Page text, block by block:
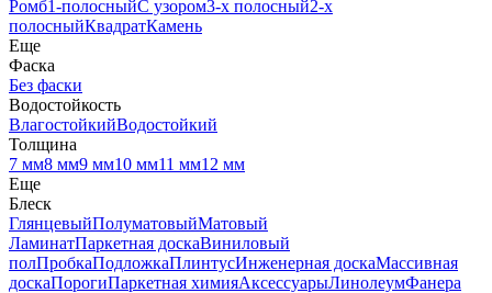
Ромб1-полосныйС узором3-х полосный2-х
полосныйКвадратКамень
Еще
Фаска
Без фаски
Водостойкость
ВлагостойкийВодостойкий
Толщина
7 мм8 мм9 мм10 мм11 мм12 мм
Еще
Блеск
ГлянцевыйПолуматовыйМатовый
ЛаминатПаркетная доскаВиниловый
полПробкаПодложкаПлинтусИнженерная доскаМассивная
доскаПорогиПаркетная химияАксессуарыЛинолеумФанера